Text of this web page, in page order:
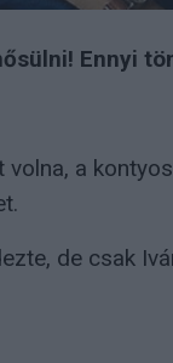
Ennyi
a
de csak